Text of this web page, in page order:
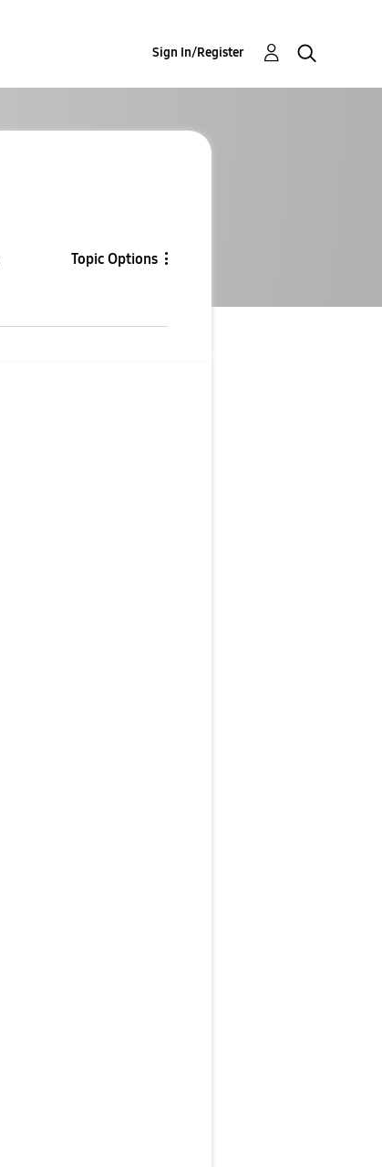
Sign In/Register
Topic Options